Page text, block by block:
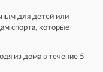
для детей или
спорта, которые
из дома в течение 5